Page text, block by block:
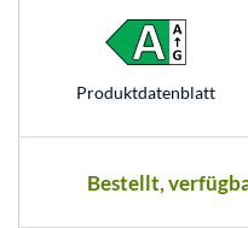
Produkt­datenblatt
Bestellt,